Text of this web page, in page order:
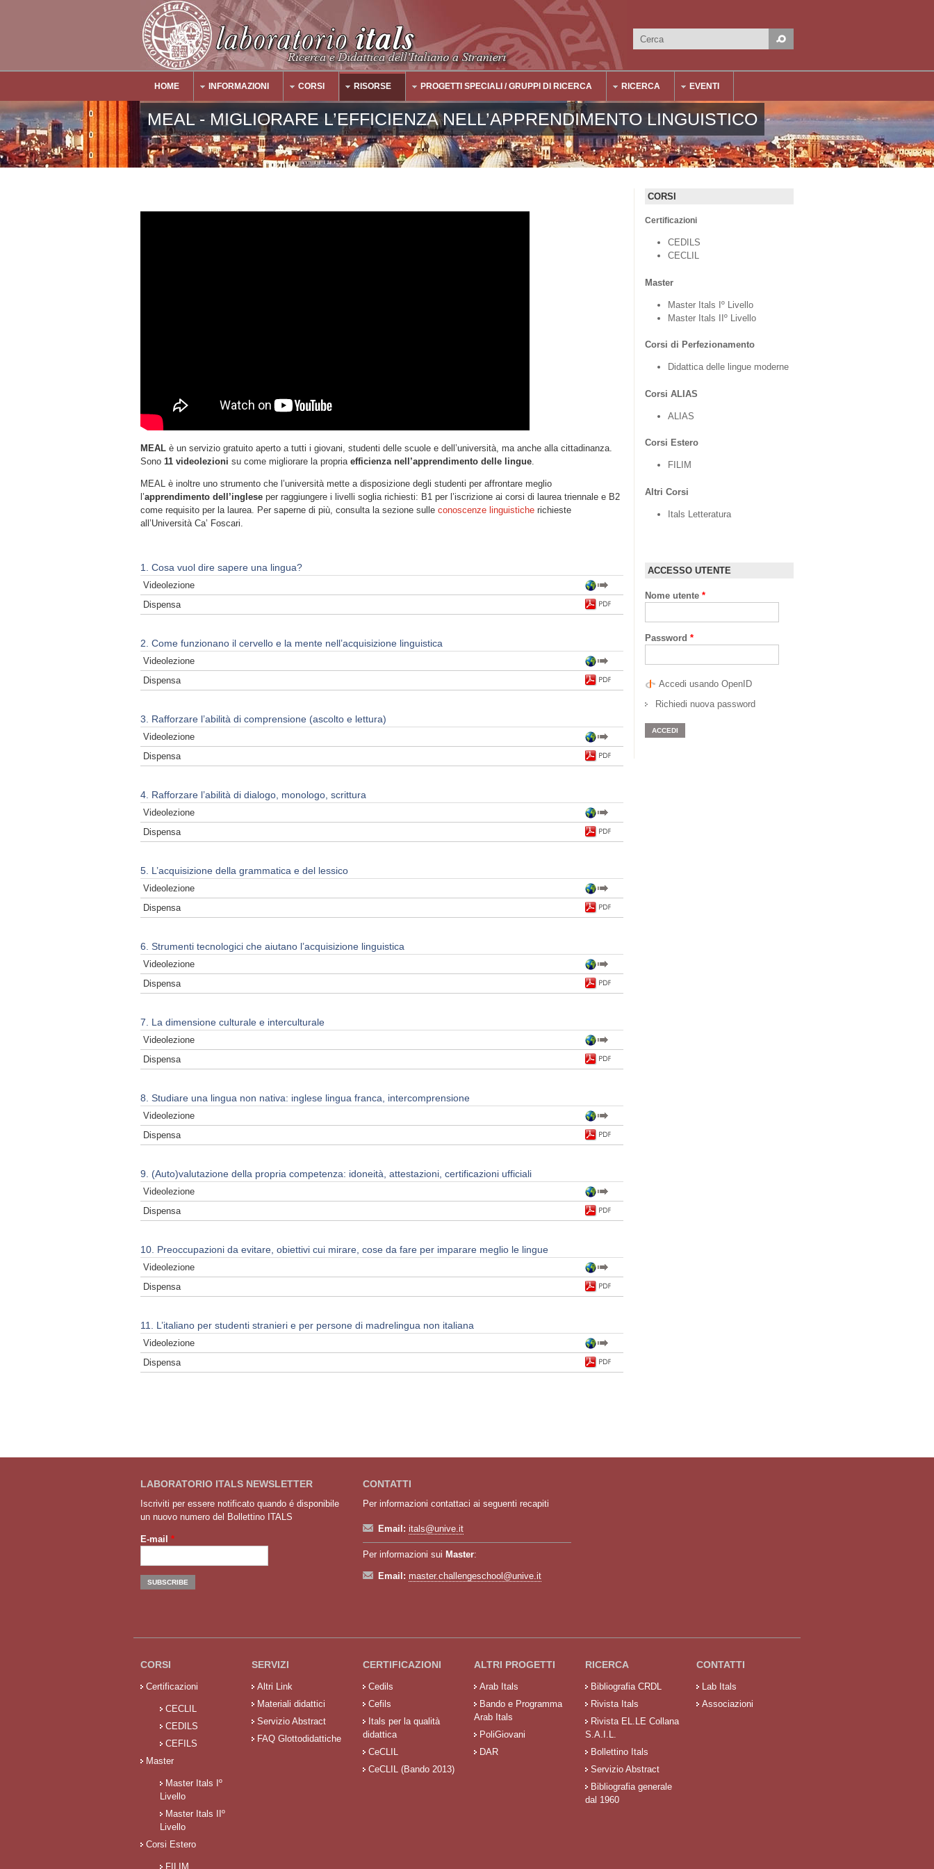
Form di ricerca
Cerca
Main Menu
HOME INFORMAZIONI CORSI RISORSE PROGETTI SPECIALI / GRUPPI DI RICERCA RICERCA EVENTI
MEAL - MIGLIORARE L’EFFICIENZA NELL’APPRENDIMENTO LINGUISTICO
MEAL è un servizio gratuito aperto a tutti i giovani, studenti delle scuole e dell’università, ma anche alla cittadinanza.
Sono 11 videolezioni su come migliorare la propria efficienza nell’apprendimento delle lingue
MEAL è inoltre uno strumento che l’università mette a disposizione degli studenti per affrontare meglio
l’apprendimento dell’inglese per raggiungere i livelli soglia richiesti: B1 per l’iscrizione ai corsi di laurea triennale e B2
come requisito per la laurea. Per saperne di più, consulta la sezione sulle conoscenze linguistiche richieste
all’Università Ca’ Foscari.
1. Cosa vuol dire sapere una lingua?
Videolezione
Dispensa
2. Come funzionano il cervello e la mente nell’acquisizione linguistica
Videolezione
Dispensa
3. Rafforzare l’abilità di comprensione (ascolto e lettura)
Videolezione
Dispensa
4. Rafforzare l’abilità di dialogo, monologo, scrittura
Videolezione
Dispensa
5. L’acquisizione della grammatica e del lessico
Videolezione
Dispensa
6. Strumenti tecnologici che aiutano l’acquisizione linguistica
Videolezione
Dispensa
7. La dimensione culturale e interculturale
Videolezione
Dispensa
8. Studiare una lingua non nativa: inglese lingua franca, intercomprensione
Videolezione
Dispensa
9. (Auto)valutazione della propria competenza: idoneità, attestazioni, certificazioni ufficiali
Videolezione
Dispensa
10. Preoccupazioni da evitare, obiettivi cui mirare, cose da fare per imparare meglio le lingue
Videolezione
Dispensa
11. L’italiano per studenti stranieri e per persone di madrelingua non italiana
Videolezione
Dispensa
CORSI
Certificazioni
CEDILS
CECLIL
Master
Master Itals Iº Livello
Master Itals IIº Livello
Corsi di Perfezionamento
Didattica delle lingue moderne
Corsi ALIAS
ALIAS
Corsi Estero
FILIM
Altri Corsi
Itals Letteratura
ACCESSO UTENTE
Nome utente *
Password *
Accedi usando OpenID
Richiedi nuova password
LABORATORIO ITALS NEWSLETTER
Iscriviti per essere notificato quando é disponibile
un nuovo numero del Bollettino ITALS
E-mail *
CONTATTI
Per informazioni contattaci ai seguenti recapiti
Email: itals@unive.it
Per informazioni sui Master:
Email: master.challengeschool@unive.it
CORSI
Certificazioni
CECLIL
CEDILS
CEFILS
Master
Master Itals Iº
Livello
Master Itals IIº
Livello
Corsi Estero
FILIM
SERVIZI
Altri Link
Materiali didattici
Servizio Abstract
FAQ Glottodidattiche
CERTIFICAZIONI
Cedils
Cefils
Itals per la qualità
didattica
CeCLIL
CeCLIL (Bando 2013)
ALTRI PROGETTI
Arab Itals
Bando e Programma
Arab Itals
PoliGiovani
DAR
RICERCA
Bibliografia CRDL
Rivista Itals
Rivista EL.LE Collana
S.A.I.L.
Bollettino Itals
Servizio Abstract
Bibliografia generale
dal 1960
CONTATTI
Lab Itals
Associazioni